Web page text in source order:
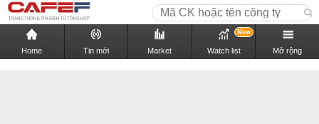
Home Tin mới Market Watch list
New
Mở rộng